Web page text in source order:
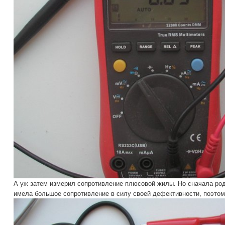
А уж затем измерил сопротивление плюсовой жилы. Но сначала
имела большое сопротивление в силу своей дефективности,